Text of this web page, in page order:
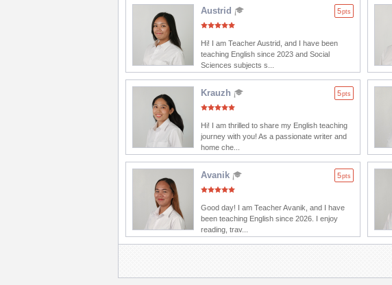
Austrid 5pts
Hi! I am Teacher Austrid, and I have been
teaching English since 2023 and Social
Sciences subjects s...
Krauzh 5pts
Hi! I am thrilled to share my English teaching
journey with you! As a passionate writer and
home che...
Avanik 5pts
Good day! I am Teacher Avanik, and I have
been teaching English since 2026. I enjoy
reading, trav...